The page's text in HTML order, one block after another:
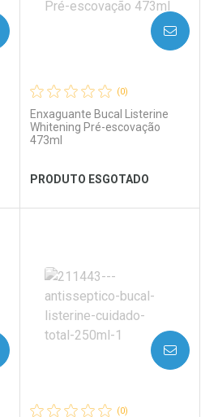
Ver Desconto Convênio
(0)
Enxaguante Bucal Listerine
Whitening Pré-escovação
473ml
PRODUTO ESGOTADO
AVISE-ME
Laboratório
Por Menos
(0)
AVISE-ME